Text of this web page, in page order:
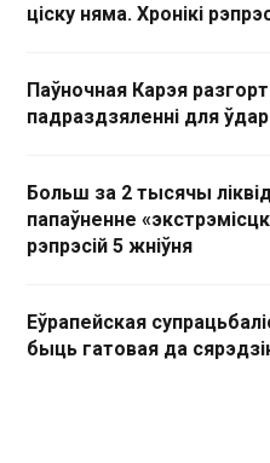
ціску няма. Хронікі
Паўночная Карэя
падраздзяленні для
Больш за 2 тысячы
папаўненне
рэпрэсій 5 жніўня
Еўрапейская
быць гатовая да